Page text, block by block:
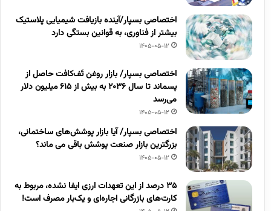
اختصاصی بسپار/آینده بازیافت شیمیایی پلاستیک
بیشتر از فناوری، به قوانین بستگی دارد
1405-05-12
اختصاصی بسپار/ بازار روغن تَف‌کافت حاصل از
پسماند تا سال ۲۰۳۶ به بیش از ۶۱۵ میلیون دلار
می‌رسد
1405-05-12
اختصاصی بسپار/ آیا بازار پوشش‌های ساختمانی،
بزرگترین بازار صنعت پوشش باقی می ماند؟
1405-05-12
۳۵ درصد از این تعهدات ارزی ایفا نشده، مربوط به
کارت‌های بازرگانی اجاره‌ای و یک‌بار مصرف است!